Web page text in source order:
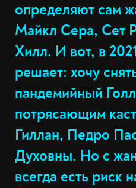
определяют сам
Майкл Сера, Сет
Хилл. И вот, в
решает: хочу
пандемийный
потрясающим
Гиллан, Педро
Духовны. Но с
всегда есть риск